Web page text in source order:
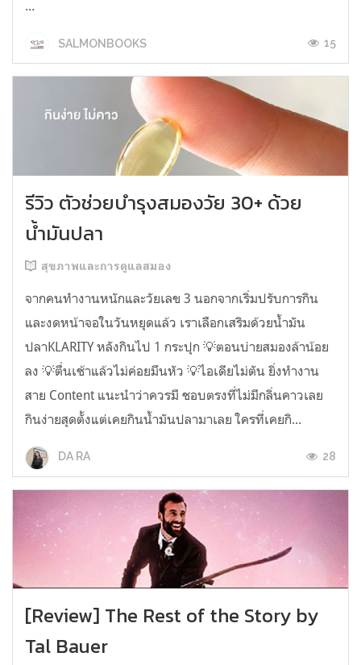
...
SALMONBOOKS 15
รีวิว ตัวช่วยบำรุงสมองวัย 30+ ด้วย
น้ำมันปลา
สุขภาพและการดูแลสมอง
จากคนทำงานหนักและวัยเลข 3 นอกจากเริ่มปรับการกิน
และงดหน้าจอในวันหยุดแล้ว เราเลือกเสริมด้วยน้ำมัน
ปลาKLARITY หลังกินไป 1 กระปุก 💡ตอนบ่ายสมองล้าน้อย
ลง 💡ตื่นเช้าแล้วไม่ค่อยมึนหัว 💡ไอเดียไม่ตัน ยิ่งทำงาน
สาย Content แนะนำว่าควรมี ชอบตรงที่ไม่มีกลิ่นคาวเลย
กินง่ายสุดตั้งแต่เคยกินน้ำมันปลามาเลย ใครที่เคยกิ...
DA RA 28
[Review] The Rest of the Story by
Tal Bauer